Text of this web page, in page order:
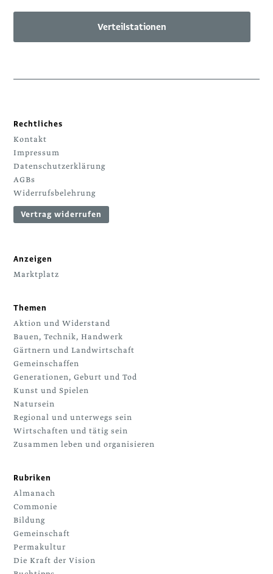
Verteilstationen
Rechtliches
Kontakt
Impressum
Datenschutzerklärung
AGBs
Widerrufsbelehrung
Vertrag widerrufen
Anzeigen
Marktplatz
Themen
Aktion und Widerstand
Bauen, Technik, Handwerk
Gärtnern und Landwirtschaft
Gemeinschaffen
Generationen, Geburt und Tod
Kunst und Spielen
Natursein
Regional und unterwegs sein
Wirtschaften und tätig sein
Zusammen leben und organisieren
Rubriken
Almanach
Commonie
Bildung
Gemeinschaft
Permakultur
Die Kraft der Vision